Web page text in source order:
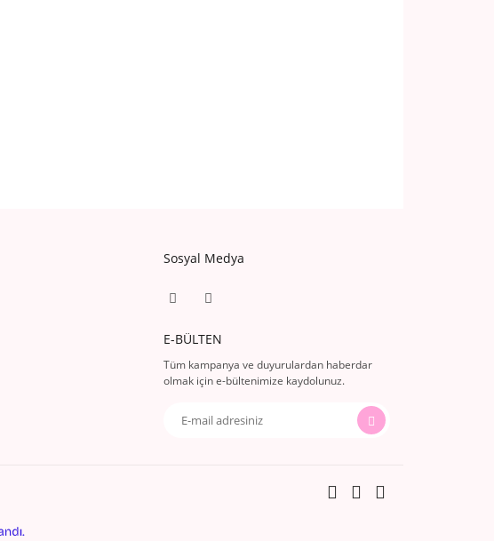
Sosyal Medya
E-BÜLTEN
Tüm kampanya ve duyurulardan haberdar
olmak için e-bültenimize kaydolunuz.